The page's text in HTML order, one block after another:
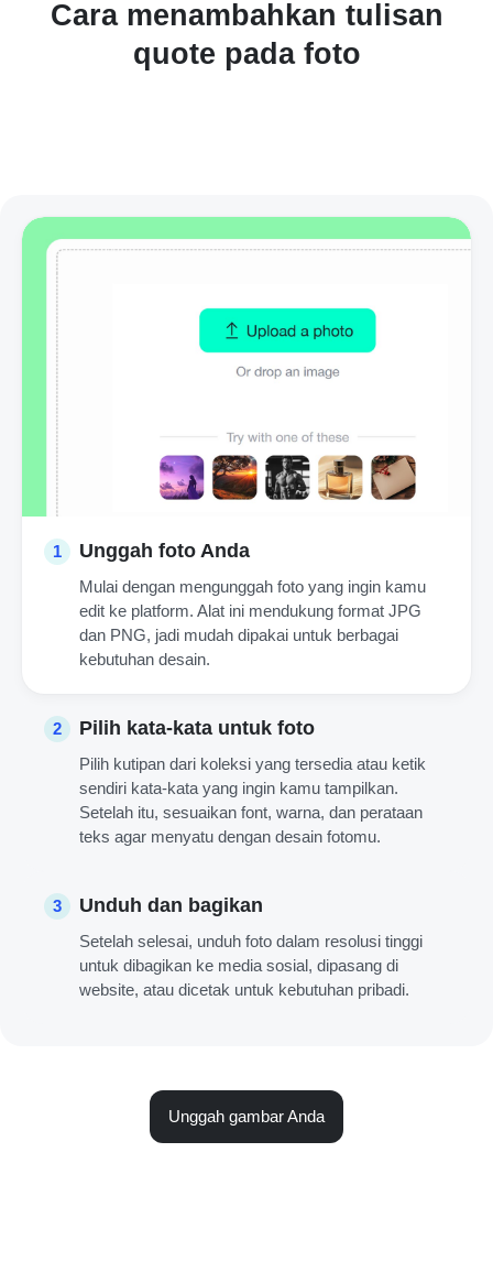
Cara menambahkan tulisan
quote pada foto
1 Unggah foto Anda
Mulai dengan mengunggah foto yang ingin kamu
edit ke platform. Alat ini mendukung format JPG
dan PNG, jadi mudah dipakai untuk berbagai
kebutuhan desain.
2 Pilih kata-kata untuk foto
Pilih kutipan dari koleksi yang tersedia atau ketik
sendiri kata-kata yang ingin kamu tampilkan.
Setelah itu, sesuaikan font, warna, dan perataan
teks agar menyatu dengan desain fotomu.
3 Unduh dan bagikan
Setelah selesai, unduh foto dalam resolusi tinggi
untuk dibagikan ke media sosial, dipasang di
website, atau dicetak untuk kebutuhan pribadi.
Unggah gambar Anda